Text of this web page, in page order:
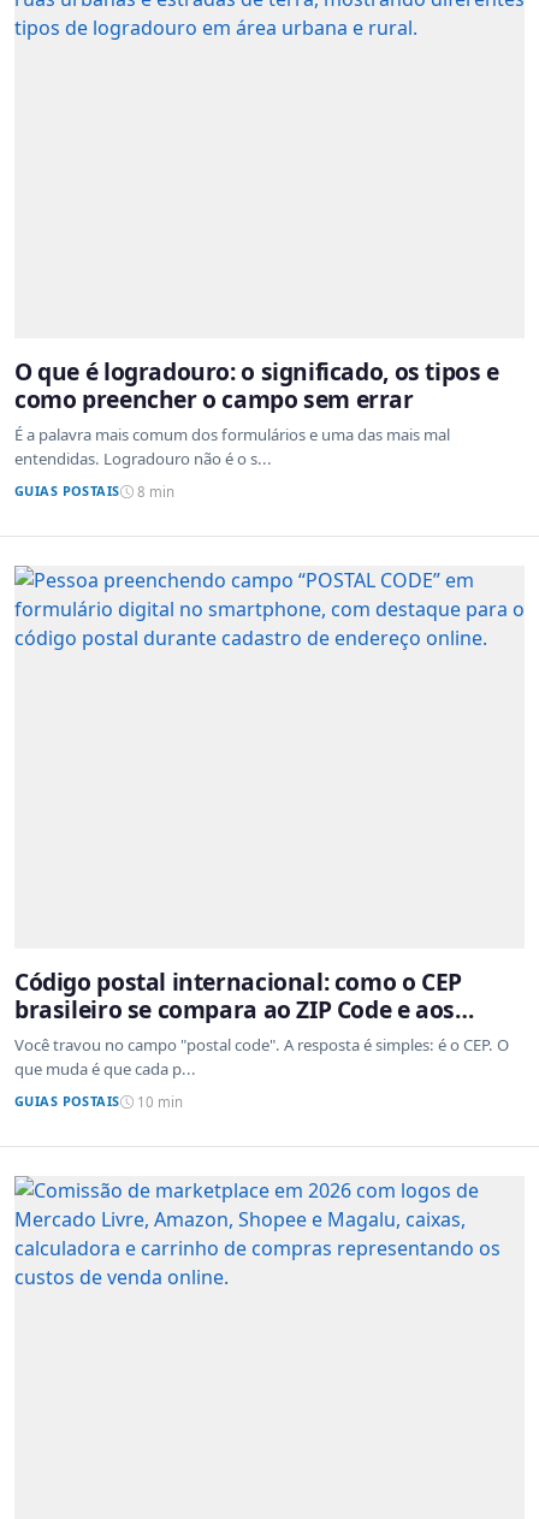
O que é logradouro: o significado, os tipos e
como preencher o campo sem errar
É a palavra mais comum dos formulários e uma das mais mal
entendidas. Logradouro não é o s...
GUIAS POSTAIS 8 min
Código postal internacional: como o CEP
brasileiro se compara ao ZIP Code e aos
sistemas de outros países
Você travou no campo "postal code". A resposta é simples: é o CEP. O
que muda é que cada p...
GUIAS POSTAIS 10 min